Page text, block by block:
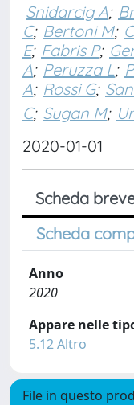
Snidarcig A;
C; Bertoni M;
E; Fabris P;
A; Peruzza L;
A; Rossi G;
C; Sugan M;
2020-01-01
Scheda
Scheda
Anno
2020
Appare nelle
5.12 Altro
File in questo